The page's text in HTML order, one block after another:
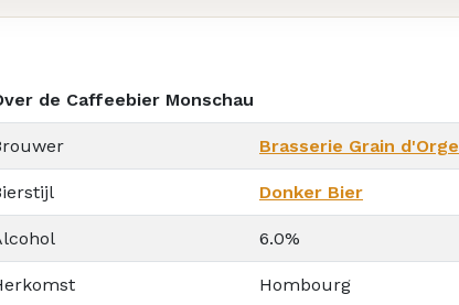
de Caffeebier Monschau
Brasserie Grain d'Orge
Donker Bier
6.0%
Hombourg